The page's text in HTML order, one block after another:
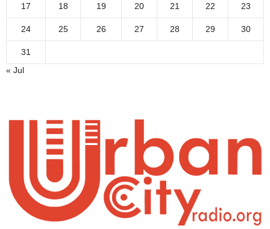
17 18 19 20 21 22 23
24 25 26 27 28 29 30
31
« Jul